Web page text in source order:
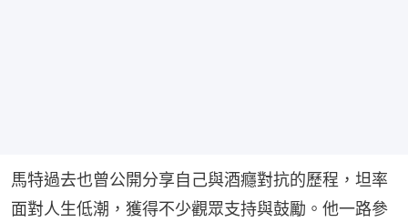
馬特過去也曾公開分享自己與酒癮對抗的歷程，坦率
面對人生低潮，獲得不少觀眾支持與鼓勵。他一路參